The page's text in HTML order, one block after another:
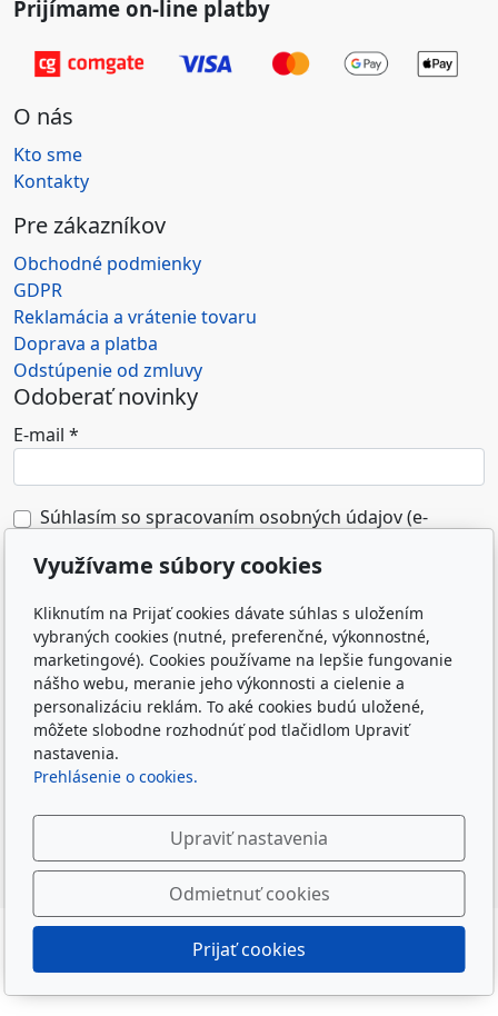
Prijímame on-line platby
O nás
Kto sme
Kontakty
Pre zákazníkov
Obchodné podmienky
GDPR
Reklamácia a vrátenie tovaru
Doprava a platba
Odstúpenie od zmluvy
Odoberať novinky
E-mail *
Súhlasím so spracovaním osobných údajov (e-
prevádzkovateľa e-shopu.*
Odoslaním formulára súhlasím so spracovaním
osobných údajov zadaných do formulára na účely
reakcie prevádzkovateľa webu na odoslanú správu.
Zásady spracovania osobných údajov
Odoslať
Využívame súbory cookies
Kliknutím na Prijať cookies dávate súhlas s uložením
vybraných cookies (nutné, preferenčné, výkonnostné,
marketingové). Cookies používame na lepšie fungovanie
nášho webu, meranie jeho výkonnosti a cielenie a
personalizáciu reklám. To aké cookies budú uložené,
môžete slobodne rozhodnúť pod tlačidlom Upraviť
nastavenia.
Prehlásenie o cookies.
Upraviť nastavenia
Odmietnuť cookies
Prijať cookies